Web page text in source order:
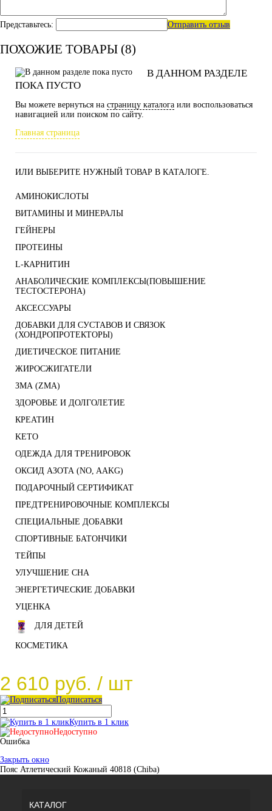
Представьтесь: Отправить отзыв
ПОХОЖИЕ ТОВАРЫ (8)
В ДАННОМ РАЗДЕЛЕ
ПОКА ПУСТО
Вы можете вернуться на страницу каталога или воспользоваться
навигацией или поиском по сайту.
Главная страница
ИЛИ ВЫБЕРИТЕ НУЖНЫЙ ТОВАР В КАТАЛОГЕ.
АМИНОКИСЛОТЫ
ВИТАМИНЫ И МИНЕРАЛЫ
ГЕЙНЕРЫ
ПРОТЕИНЫ
L-КАРНИТИН
АНАБОЛИЧЕСКИЕ КОМПЛЕКСЫ(ПОВЫШЕНИЕ
ТЕСТОСТЕРОНА)
АКСЕССУАРЫ
ДОБАВКИ ДЛЯ СУСТАВОВ И СВЯЗОК
(ХОНДРОПРОТЕКТОРЫ)
ДИЕТИЧЕСКОЕ ПИТАНИЕ
ЖИРОСЖИГАТЕЛИ
ЗМА (ZMA)
ЗДОРОВЬЕ И ДОЛГОЛЕТИЕ
КРЕАТИН
KETO
ОДЕЖДА ДЛЯ ТРЕНИРОВОК
ОКСИД АЗОТА (NO, AAKG)
ПОДАРОЧНЫЙ СЕРТИФИКАТ
ПРЕДТРЕНИРОВОЧНЫЕ КОМПЛЕКСЫ
СПЕЦИАЛЬНЫЕ ДОБАВКИ
СПОРТИВНЫЕ БАТОНЧИКИ
ТЕЙПЫ
УЛУЧШЕНИЕ СНА
ЭНЕРГЕТИЧЕСКИЕ ДОБАВКИ
УЦЕНКА
ДЛЯ ДЕТЕЙ
КОСМЕТИКА
2 610 руб. / шт
Подписаться
Купить в 1 клик
Недоступно
Ошибка
Закрыть окно
Пояс Атлетический Кожаный 40818 (Chiba)
КАТАЛОГ